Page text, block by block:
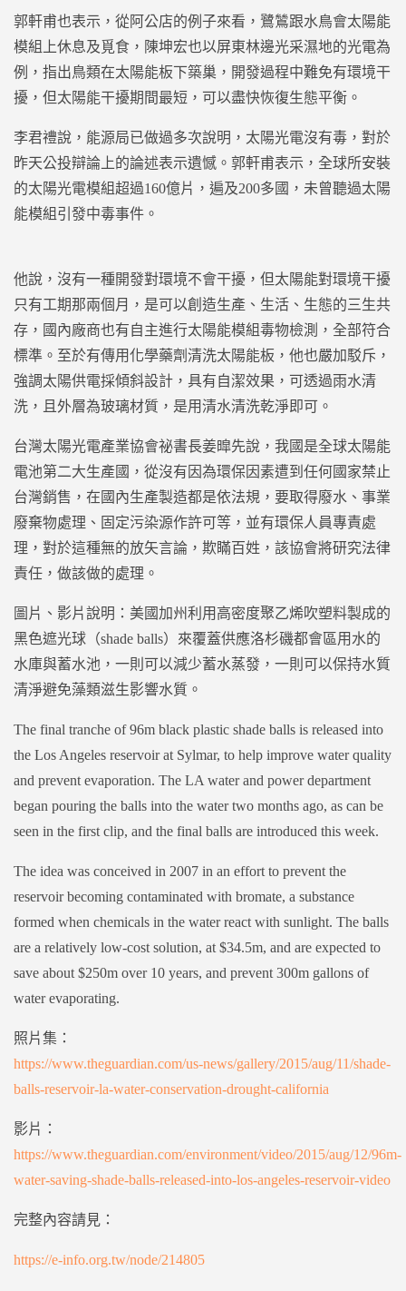
郭軒甫也表示，從阿公店的例子來看，鷺鷥跟水鳥會太陽能
模組上休息及覓食，陳坤宏也以屏東林邊光采濕地的光電為
例，指出鳥類在太陽能板下築巢，開發過程中難免有環境干
擾，但太陽能干擾期間最短，可以盡快恢復生態平衡。
李君禮說，能源局已做過多次說明，太陽光電沒有毒，對於
昨天公投辯論上的論述表示遺憾。郭軒甫表示，全球所安裝
的太陽光電模組超過160億片，遍及200多國，未曾聽過太陽
能模組引發中毒事件。
他說，沒有一種開發對環境不會干擾，但太陽能對環境干擾
只有工期那兩個月，是可以創造生產、生活、生態的三生共
存，國內廠商也有自主進行太陽能模組毒物檢測，全部符合
標準。至於有傳用化學藥劑清洗太陽能板，他也嚴加駁斥，
強調太陽供電採傾斜設計，具有自潔效果，可透過雨水清
洗，且外層為玻璃材質，是用清水清洗乾淨即可。
台灣太陽光電產業協會祕書長姜暭先說，我國是全球太陽能
電池第二大生產國，從沒有因為環保因素遭到任何國家禁止
台灣銷售，在國內生產製造都是依法規，要取得廢水、事業
廢棄物處理、固定污染源作許可等，並有環保人員專責處
理，對於這種無的放矢言論，欺瞞百姓，該協會將研究法律
責任，做該做的處理。
圖片、影片說明：美國加州利用高密度聚乙烯吹塑料製成的
黑色遮光球（shade balls）來覆蓋供應洛杉磯都會區用水的
水庫與蓄水池，一則可以減少蓄水蒸發，一則可以保持水質
清淨避免藻類滋生影響水質。
The final tranche of 96m black plastic shade balls is released into
the Los Angeles reservoir at Sylmar, to help improve water quality
and prevent evaporation. The LA water and power department
began pouring the balls into the water two months ago, as can be
seen in the first clip, and the final balls are introduced this week.
The idea was conceived in 2007 in an effort to prevent the
reservoir becoming contaminated with bromate, a substance
formed when chemicals in the water react with sunlight. The balls
are a relatively low-cost solution, at $34.5m, and are expected to
save about $250m over 10 years, and prevent 300m gallons of
water evaporating.
照片集：
https://www.theguardian.com/us-news/gallery/2015/aug/11/shade-
balls-reservoir-la-water-conservation-drought-california
影片：
https://www.theguardian.com/environment/video/2015/aug/12/96m-
water-saving-shade-balls-released-into-los-angeles-reservoir-video
完整內容請見：
https://e-info.org.tw/node/214805